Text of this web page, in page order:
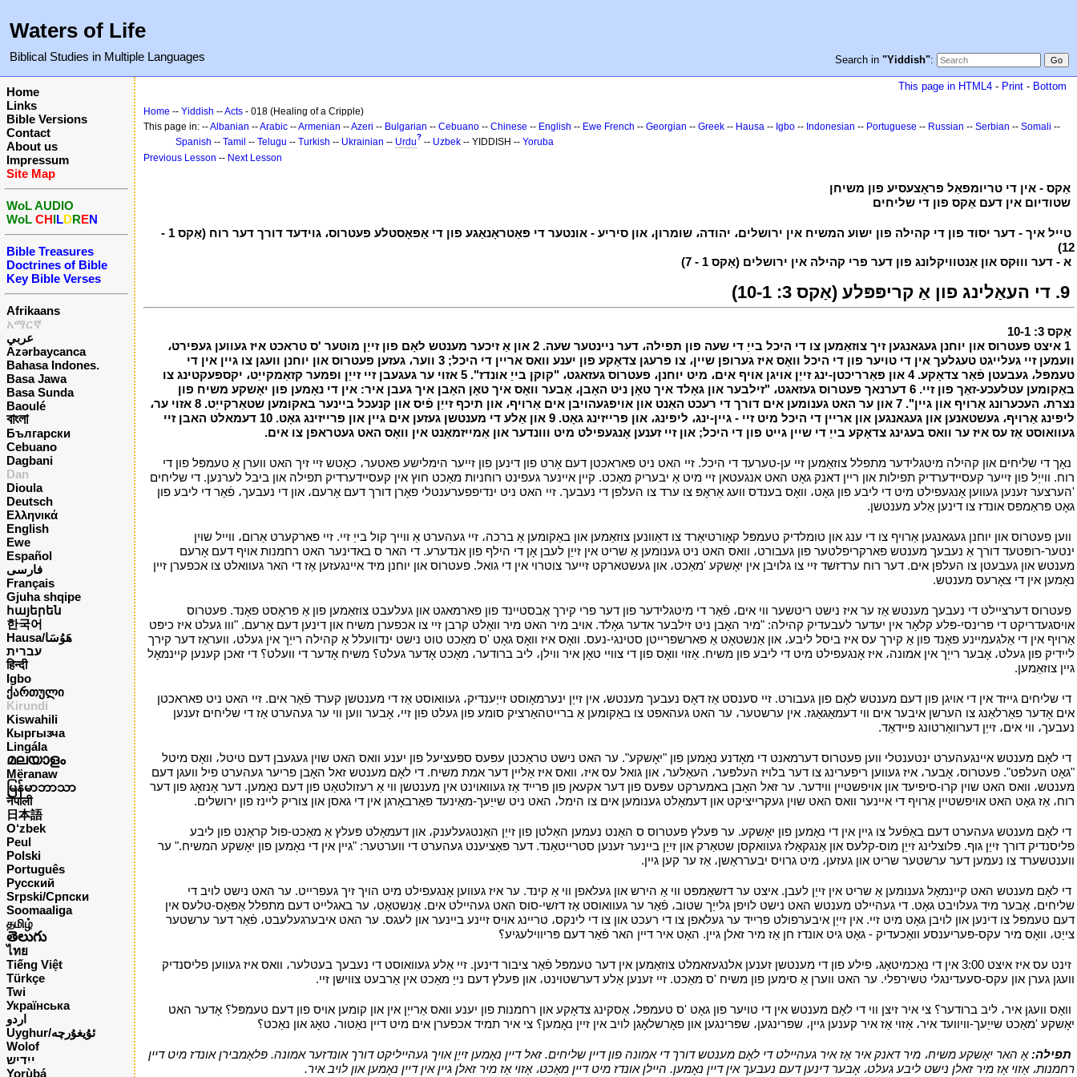
Waters of Life
Biblical Studies in Multiple Languages Search in "Yiddish":
Home
Links
Bible Versions
Contact
About us
Impressum
Site Map
WoL AUDIO
WoL CHILDREN
Bible Treasures
Doctrines of Bible
Key Bible Verses
Afrikaans
አማርኛ
عربي
Azərbaycanca
Bahasa Indones.
Basa Jawa
Basa Sunda
Baoulé
বাংলা
Български
Cebuano
Dagbani
Dan
Dioula
Deutsch
Ελληνικά
English
Ewe
Español
فارسی
Français
Gjuha shqipe
հայերեն
한국어
Hausa/هَوُسَا
עברית
हिन्दी
Igbo
ქართული
Kirundi
Kiswahili
Кыргызча
Lingála
മലയാളം
Mëranaw
မြန်မာဘာသာ
नेपाली
日本語
O‘zbek
Peul
Polski
Português
Русский
Srpski/Српски
Soomaaliga
தமிழ்
తెలుగు
ไทย
Tiếng Việt
Türkçe
Twi
Українська
اردو
Uyghur/ئۇيغۇرچه
Wolof
ייִדיש
Yorùbá
This page in HTML4 - Print - Bottom
Home -- Yiddish --Acts - 018 (Healing of a Cripple)
This page in: --Albanian --Arabic --Armenian --Azeri -- Bulgarian -- Cebuano -- Chinese -- English -- Ewe French -- Georgian -- Greek -- Hausa -- Igbo -- Indonesian -- Portuguese -- Russian -- Serbian -- Somali --
Spanish -- Tamil -- Telugu -- Turkish -- Ukrainian -- Urdu? -- Uzbek -- YIDDISH -- Yoruba
Previous Lesson -- Next Lesson
אַקס - אין די טריומפאַל פּראָצעסיע פון משיחן
שטודיום אין דעם אַקס פון די שליחים
טייל איך - דער יסוד פון די קהילה פון ישוע המשיח אין ירושלים، יהודה، שומרון، און סיריע - אונטער די פּאַטראָנאַגע פון די אַפּאָסטלע פעטרוס، גוידעד דורך דער רוח (אַקס 1 -
12)
א - דער וווּקס און אַנטוויקלונג פון דער פרי קהילה אין ירושלים (אַקס 1 - 7)
9. די העאַלינג פון אַ קריפּפּלע (אַקס 3: 10-1)
אַקס 3: 10-1
1 איצט פעטרוס און יוחנן געגאנגען זיך צוזאַמען צו די היכל בייַ די שעה פון תפילה، דער ניינטער שעה. 2 און אַ זיכער מענטש לאָם פון זייַן מוטער 'ס טראכט איז געווען געפירט،
וועמען זיי געלייגט טעגלעך אין די טויער פון די היכל וואָס איז גערופן שיין، צו פרעגן צדאָקע פון ​​יענע וואס אריין די היכל; 3 ווער، געזען פעטרוס און יוחנן וועגן צו גיין אין די
טעמפּל، געבעטן פֿאַר צדאָקע. 4 און פאַרריכטן-ינג זייַן אויגן אויף אים، מיט יוחנן، פעטרוס געזאגט، "קוקן בייַ אונדז". 5 אזוי ער געגעבן זיי זייַן ופמער קזאַמקייַט، יקספּעקטינג צו
באַקומען עטלעכע-זאַך פון זיי. 6 דערנאך פעטרוס געזאגט، "זילבער און גאָלד איך טאָן ניט האָבן، אָבער וואָס איך טאָן האָבן איך געבן איר: אין די נאָמען פון יאָשקע משיח פון
נצרת، העכערונג אַרויף און גיין". 7 און ער האט גענומען אים דורך די רעכט האַנט און אויפגעהויבן אים אַרויף، און תיכף זייַן פֿיס און קנעכל ביינער באקומען שטאַרקייַט. 8 אזוי ער،
ליפּינג אַרויף، געשטאנען און געגאנגען און אריין די היכל מיט זיי - גיין-ינג، ליפּינג، און פּרייזינג גאָט. 9 און אַלע די מענטשן געזען אים גיין און פּרייזינג גאָט. 10 דעמאלט האבן זיי
געוואוסט אַז עס איז ער וואס בעגינג צדאָקע בייַ די שיין גייט פון די היכל; און זיי זענען אָנגעפילט מיט ווונדער און אַמייזמאַנט אין וואָס האט געטראפן צו אים.
נאָך די שליחים און קהילה מיטגלידער מתפלל צוזאַמען זיי ען-טערעד די היכל. זיי האט ניט פאראכטן דעם אָרט פון דינען פון זייער הימלישע פאטער، כאָטש זיי זיך האט ווערן אַ טעמפּל פון די
רוח. ווייַל פון זייער קעסיידערדיק תפילות און ריין דאנק גאָט האט אנגעטאן זיי מיט אַ יבעריק מאַכט. קיין איינער געפינט רוחניות מאַכט חוץ אין קעסיידערדיק תפילה און ביבל לערנען. די שליחים
'הערצער זענען געווען אָנגעפילט מיט די ליבע פון ​​גאָט، וואָס בענדס וועג אַראָפּ צו ערד צו העלפן די נעבעך. זיי האט ניט ינדיפפערענטלי פאָרן דורך דעם אָרעם، און די נעבעך، פֿאַר די ליבע פון ​​
גאָט פּראַמפּס אונדז צו דינען אַלע מענטשן.
ווען פעטרוס און יוחנן געגאנגען אַרויף צו די ענג און טומלדיק טעמפּל קאָורטיאַרד צו דאַוונען צוזאַמען און באַקומען אַ ברכה، זיי געהערט אַ ווייך קול בייַ זיי. זיי פארקערט אַרום، ווייל שוין
ינטער-רופּטעד דורך אַ נעבעך מענטש פארקריפלטער פון געבורט، וואס האט ניט גענומען אַ שריט אין זייַן לעבן אָן די הילף פון אנדערע. די האר ס באדינער האט רחמנות אויף דעם אָרעם
מענטש און געבעטן צו העלפן אים. דער רוח ערדזשד זיי צו גלויבן אין יאָשקע 'מאַכט، און געשטארקט זייער צוטרוי אין די גואל. פעטרוס און יוחנן מיד איינגעזען אַז די האר געוואלט צו אכפערן זיין
נאָמען אין די צאָרעס מענטש.
פעטרוס דערציילט די נעבעך מענטש אַז ער איז נישט ריטשער ווי אים، פֿאַר די מיטגלידער פון דער פרי קירך אַבסטיינד פון פארמאגט און געלעבט צוזאַמען פון אַ פּראָסט פאָנד. פעטרוס
אויסגעדריקט די פּרינסי-פּלע קלאָר אין יעדער לעבעדיק קהילה: "מיר האָבן ניט זילבער אדער גאָלד. אויב מיר האט מיר וואָלט קרבן זיי צו אכפערן משיח און דינען דעם אָרעם. "ווו געלט איז כיפּט
אַרויף אין די אַלגעמיינע פאָנד פון אַ קירך עס איז ביסל ליבע، און אַנשטאָט אַ פארשפרייטן סטינגי-נעס. וואָס איז וואָס גאָט 'ס מאַכט טוט נישט ינדוועלל אַ קהילה רייַך אין געלט، וועראַז דער קירך
ליידיק פון געלט، אָבער רייַך אין אמונה، איז אָנגעפילט מיט די ליבע פון ​​משיח. אַזוי וואָס פון די צוויי טאָן איר ווילן، ליב ברודער، מאַכט אָדער געלט؟ משיח אָדער די וועלט؟ די זאכן קענען קיינמאָל
גיין צוזאַמען.
די שליחים גייזד אין די אויגן פון דעם מענטש לאָם פון געבורט. זיי סענסט אַז דאָס נעבעך מענטש، אין זייַן ינערמאָוסט זייַענדיק، געוואוסט אַז די מענטשן קערד פֿאַר אים. זיי האט ניט פאראכטן
אים אָדער פאַרלאַנג צו הערשן איבער אים ווי דעמאַגאַגז. אין ערשטער، ער האט געהאפט צו באַקומען אַ ברייטהאַרציק סומע פון ​​געלט פון זיי، אָבער ווען ווי ער געהערט אַז די שליחים זענען
נעבעך، ווי אים، זייַן דערוואַרטונג פיידאַד.
די לאָם מענטש איינגעהערט ינטענטלי ווען פעטרוס דערמאנט די מאָדנע נאָמען פון "יאָשקע". ער האט נישט טראַכטן עפּעס ספּעציעל פון יענע וואס האט שוין געגעבן דעם טיטל، וואָס מיטל
"גאָט העלפט". פעטרוס، אָבער، איז געווען ריפערינג צו דער בלויז העלפּער، העאַלער، און גואל עס איז، וואס איז אַליין דער אמת משיח. די לאָם מענטש זאל האָבן פריער געהערט פיל וועגן דעם
מענטש، וואס האט שוין קרו-סיפיעד און אויפשטיין ווידער. ער זאל האָבן באמערקט עפּעס פון דער אקעאן פון פרייד אַז געוואוינט אין מענטשן ווי אַ רעזולטאַט פון דעם נאָמען. דער אָנזאָג פון דער
רוח، אַז גאָט האט אויפשטיין אַרויף די איינער וואס האט שוין געקרייציקט און דעמאָלט גענומען אים צו הימל، האט ניט שייַעך-מאַינעד פאַרבאָרגן אין די גאסן און צוריק ליינז פון ירושלים.
די לאָם מענטש געהערט דעם באַפֿעל צו גיין אין די נאָמען פון יאָשקע. ער פּעלץ פעטרוס ס האַנט נעמען האַלטן פון זייַן האַנטגעלענק، און דעמאָלט פּעלץ אַ מאַכט-פול קראַנט פון ליבע
פליסנדיק דורך זייַן גוף. פּלוצלינג זייַן מוס-קלעס און אַנגקאַלז געוואקסן שטאַרק און זייַן ביינער זענען סטרייטאַנד. דער פּאַציענט געהערט די ווערטער: "גיין אין די נאָמען פון יאָשקע המשיח." ער
ווענטשערד צו נעמען דער ערשטער שריט און געזען، מיט גרויס יבערראַשן، אַז ער קען גיין.
די לאָם מענטש האט קיינמאָל גענומען אַ שריט אין זייַן לעבן. איצט ער דזשאַמפּט ווי אַ הירש און געלאפן ווי אַ קינד. ער איז געווען אָנגעפילט מיט הויך זיך געפרייט. ער האט נישט לויב די
שליחים، אָבער מיד געלויבט גאָט. די געהיילט מענטש האט נישט לויפן גלייַך שטוב، פֿאַר ער געוואוסט אַז דזשי-סוס האט געהיילט אים. אַנשטאָט، ער באגלייט דעם מתפלל אַפּאָס-טלעס אין
דעם טעמפּל צו דינען און לויבן גאָט מיט זיי. אין זייַן איבערפולט פרייד ער געלאפן צו די רעכט און צו די לינקס، טריינג אויס זיינע ביינער און לעגס. ער האט איבערגעלעבט، פֿאַר דער ערשטער
צייַט، וואָס מיר עקס-פּעריענסע וואָכעדיק - גאָט גיט אונדז חן אַז מיר זאלן גיין. האָט איר דיין האר פֿאַר דעם פּריווילעגיע؟
זינט עס איז איצט 3:00 אין די נאָכמיטאָג، פילע פון ​​די מענטשן זענען אלנגעזאמלט צוזאַמען אין דער טעמפּל פֿאַר ציבור דינען. זיי אַלע געוואוסט די נעבעך בעטלער، וואס איז געווען פליסנדיק
וועגן גערן און עקס-סעעדינגלי טשירפלי. ער האט ווערן אַ סימען פון משיח 'ס מאַכט. זיי זענען אַלע דערשטוינט، און פּעלץ דעם נייַ מאַכט אין אַרבעט צווישן זיי.
וואָס וועגן איר، ליב ברודער؟ צי איר זיצן ווי די לאָם מענטש אין די טויער פון גאָט 'ס טעמפּל، אַסקינג צדאָקע און רחמנות פון יענע וואס אַרייַן אין און קומען אויס פון דעם טעמפּל؟ אָדער האט
יאָשקע 'מאַכט שייַעך-וויוועד איר، אַזוי אַז איר קענען גיין، שפּרינגען، שפּרינגען און פאָרשלאָגן לויב אין זיין נאָמען؟ צי איר תמיד אכפערן אים מיט דיין נאַטור، טאָג און נאַכט؟
תפילה: אָ האר יאָשקע משיח، מיר דאנק איר אַז איר געהיילט די לאָם מענטש דורך די אמונה פון דיין שליחים. זאל דיין נאָמען זייַן אויך געהייליקט דורך אונדזער אמונה. פּלאָמבירן אונדז מיט דיין
רחמנות، אַזוי אַז מיר זאלן נישט ליבע געלט، אָבער דינען דעם נעבעך אין דיין נאָמען. היילן אונדז מיט דיין מאַכט، אַזוי אַז מיר זאלן גיין אין דיין נאָמען און לויב איר.